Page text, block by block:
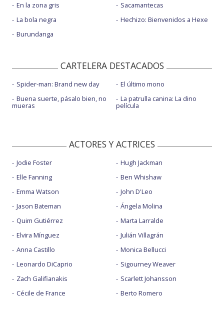
En la zona gris
La bola negra
Burundanga
Sacamantecas
Hechizo: Bienvenidos a Hexe
CARTELERA DESTACADOS
Spider-man: Brand new day
Buena suerte, pásalo bien, no
mueras
El último mono
La patrulla canina: La dino
película
ACTORES Y ACTRICES
Jodie Foster
Elle Fanning
Emma Watson
Jason Bateman
Quim Gutiérrez
Elvira Mínguez
Anna Castillo
Leonardo DiCaprio
Zach Galifianakis
Cécile de France
Hugh Jackman
Ben Whishaw
John D'Leo
Ángela Molina
Marta Larralde
Julián Villagrán
Monica Bellucci
Sigourney Weaver
Scarlett Johansson
Berto Romero